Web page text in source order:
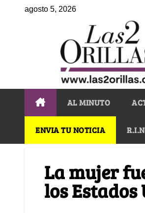
agosto 5, 2026
AL MINUTO
ENVIA TU NOTICIA
La mujer
los Estados